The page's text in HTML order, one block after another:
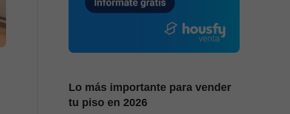
Lo más importante para vender
tu piso en 2026